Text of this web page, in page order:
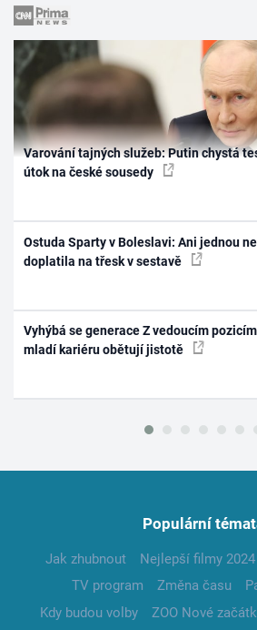
Varování tajných služeb: Putin chystá
útok na české sousedy
Ostuda Sparty v Boleslavi: Ani jednou
doplatila na třesk v sestavě
Vyhýbá se generace Z vedoucím
mladí kariéru obětují jistotě
Populární
Jak zhubnout Nejlepší filmy 2024
TV program
Změna času
Kdy budou volby
ZOO Nové